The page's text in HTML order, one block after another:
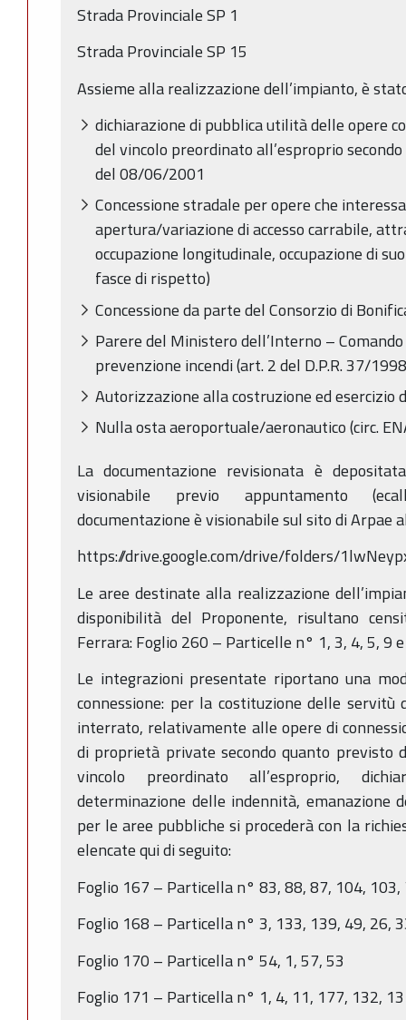
Strada Provinciale SP 1
Strada Provinciale SP 15
Assieme alla realizzazione dell’impianto, è
dichiarazione di pubblica utilità delle opere
del vincolo preordinato all’esproprio
del 08/06/2001
Concessione stradale per opere che
apertura/variazione di accesso carrabile,
occupazione longitudinale, occupazione di
fasce di rispetto)
Concessione da parte del Consorzio di
Parere del Ministero dell’Interno –
prevenzione incendi (art. 2 del D.P.R. 37/
Autorizzazione alla costruzione ed esercizio
Nulla osta aeroportuale/aeronautico (circ.
La documentazione revisionata è
visionabile previo appuntamento
documentazione è visionabile sul sito di Arpae
https://drive.google.com/drive/folders/
Le aree destinate alla realizzazione
disponibilità del Proponente, risultano
Ferrara: Foglio 260 – Particelle n° 1, 3, 4, 5, 9
Le integrazioni presentate riportano una
connessione: per la costituzione delle servitù
interrato, relativamente alle opere di
di proprietà private secondo quanto previsto
vincolo preordinato all’esproprio,
determinazione delle indennità, emanazione
per le aree pubbliche si procederà con la
elencate qui di seguito:
Foglio 167 – Particella n° 83, 88, 87, 104, 103,
Foglio 168 – Particella n° 3, 133, 139, 49, 26,
Foglio 170 – Particella n° 54, 1, 57, 53
Foglio 171 – Particella n° 1, 4, 11, 177, 132,